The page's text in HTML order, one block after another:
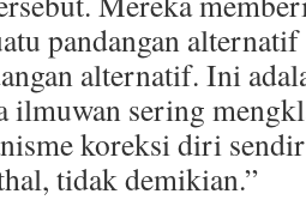
pandangan
alternatif. Ini
ilmuwan sering
koreksi diri
tidak demikian.”